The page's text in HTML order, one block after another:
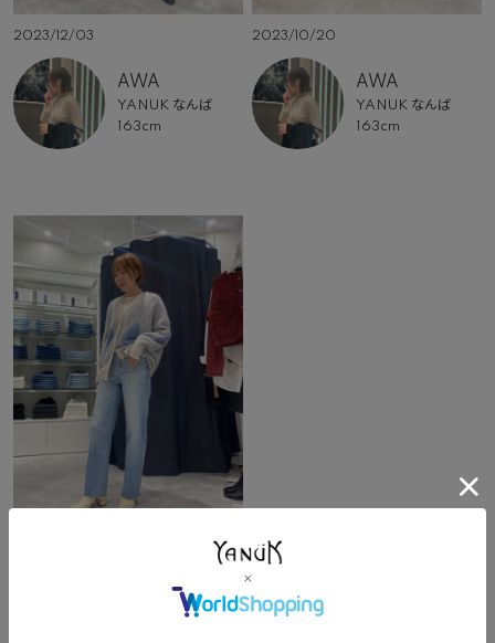
2023/12/03
AWA
YANUK なんば
163cm
2023/10/20
AWA
YANUK なんば
163cm
YANUK なんば